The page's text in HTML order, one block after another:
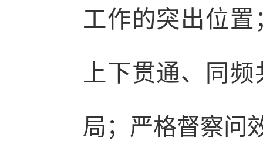
工作的突出位
上下贯通、同
局；严格督察问